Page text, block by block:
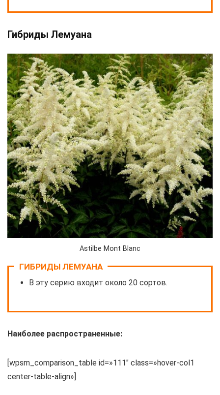
Гибриды Лемуана
Astilbe Mont Blanc
ГИБРИДЫ ЛЕМУАНА
В эту серию входит около 20 сортов.
Наиболее распространенные:
[wpsm_comparison_table id=»111″ class=»hover-col1
center-table-align»]